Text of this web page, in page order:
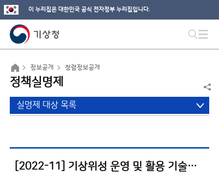
이 누리집은 대한민국 공식 전자정부 누리집입니다.
정보공개 청렴정보공개
정책실명제
실명제 대상 목록
[2022-11] 기상위성 운영 및 활용 기술개발